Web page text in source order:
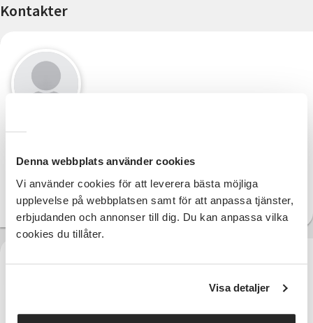
Denna webbplats använder cookies
Vi använder cookies för att leverera bästa möjliga
upplevelse på webbplatsen samt för att anpassa tjänster,
erbjudanden och annonser till dig. Du kan anpassa vilka
cookies du tillåter.
Visa detaljer
Kontakter
Telefon:08-679 03 03
E-post:elin.lonn@sv.se